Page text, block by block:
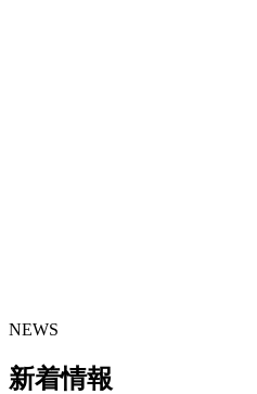
NEWS
新着情報